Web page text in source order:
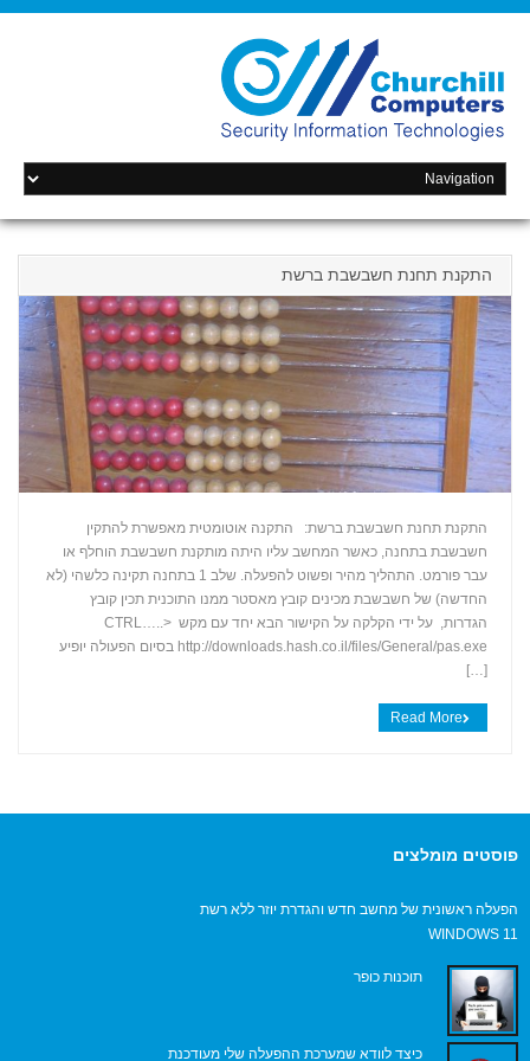
התקנת תחנת חשבשבת ברשת
+
התקנת תחנת חשבשבת ברשת: התקנה אוטומטית מאפשרת להתקין
חשבשבת בתחנה, כאשר המחשב עליו היתה מותקנת חשבשבת הוחלף או
עבר פורמט. התהליך מהיר ופשוט להפעלה. שלב 1 בתחנה תקינה כלשהי (לא
החדשה) של חשבשבת מכינים קובץ מאסטר ממנו התוכנית תכין קובץ
הגדרות, על ידי הקלקה על הקישור הבא יחד עם מקש CTRL…..>
http://downloads.hash.co.il/files/General/pas.exe בסיום הפעולה יופיע
[…]
Read More
פוסטים מומלצים
הפעלה ראשונית של מחשב חדש והגדרת יוזר ללא רשת
WINDOWS 11
תוכנות כופר
כיצד לוודא שמערכת ההפעלה שלי מעודכנת